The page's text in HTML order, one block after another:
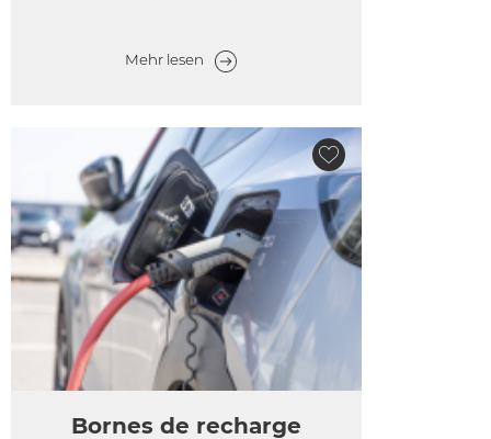
Mehr lesen
Bornes de recharge